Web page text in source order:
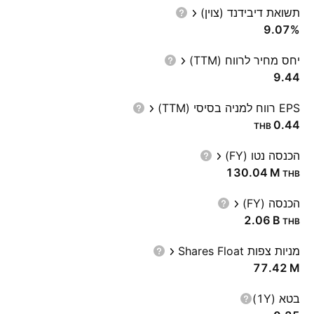
תשואת דיבידנד (צוין)
9.07%
יחס מחיר לרווח (TTM)
9.44
EPS רווח למניה בסיסי (TTM)
0.44
THB
הכנסה נטו (FY)
‪130.04 M‬ THB
הכנסה (FY)
‪2.06 B‬ THB
מניות צפות Shares Float
‪77.42 M‬
בטא (1Y)